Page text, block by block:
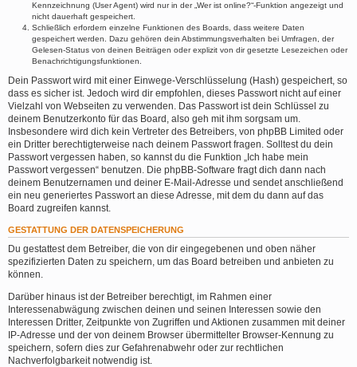
Kennzeichnung (User Agent) wird nur in der „Wer ist online?“-Funktion angezeigt und
nicht dauerhaft gespeichert.
Schließlich erfordern einzelne Funktionen des Boards, dass weitere Daten
gespeichert werden. Dazu gehören dein Abstimmungsverhalten bei Umfragen, der
Gelesen-Status von deinen Beiträgen oder explizit von dir gesetzte Lesezeichen oder
Benachrichtigungsfunktionen.
Dein Passwort wird mit einer Einwege-Verschlüsselung (Hash) gespeichert, so
dass es sicher ist. Jedoch wird dir empfohlen, dieses Passwort nicht auf einer
Vielzahl von Webseiten zu verwenden. Das Passwort ist dein Schlüssel zu
deinem Benutzerkonto für das Board, also geh mit ihm sorgsam um.
Insbesondere wird dich kein Vertreter des Betreibers, von phpBB Limited oder
ein Dritter berechtigterweise nach deinem Passwort fragen. Solltest du dein
Passwort vergessen haben, so kannst du die Funktion „Ich habe mein
Passwort vergessen“ benutzen. Die phpBB-Software fragt dich dann nach
deinem Benutzernamen und deiner E-Mail-Adresse und sendet anschließend
ein neu generiertes Passwort an diese Adresse, mit dem du dann auf das
Board zugreifen kannst.
GESTATTUNG DER DATENSPEICHERUNG
Du gestattest dem Betreiber, die von dir eingegebenen und oben näher
spezifizierten Daten zu speichern, um das Board betreiben und anbieten zu
können.
Darüber hinaus ist der Betreiber berechtigt, im Rahmen einer
Interessenabwägung zwischen deinen und seinen Interessen sowie den
Interessen Dritter, Zeitpunkte von Zugriffen und Aktionen zusammen mit deiner
IP-Adresse und der von deinem Browser übermittelter Browser-Kennung zu
speichern, sofern dies zur Gefahrenabwehr oder zur rechtlichen
Nachverfolgbarkeit notwendig ist.